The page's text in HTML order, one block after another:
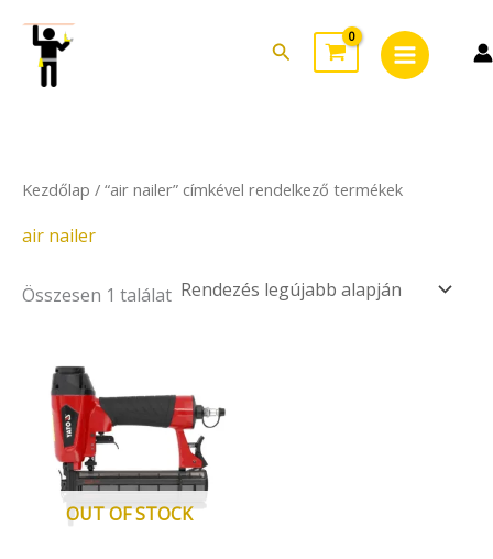
content
Search
Menu
Kezdőlap / “air nailer” címkével rendelkező termékek
air nailer
Összesen 1 találat
OUT OF STOCK